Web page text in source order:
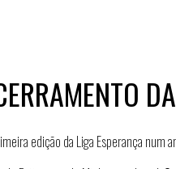
edição da Liga Esperança num